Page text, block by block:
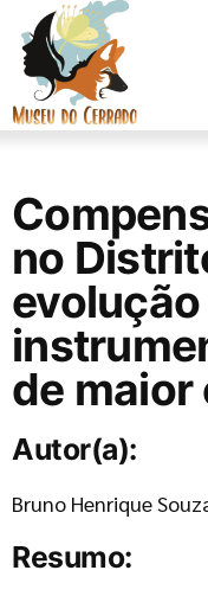
no
de maior
Autor(a):
Bruno Henrique
Resumo: